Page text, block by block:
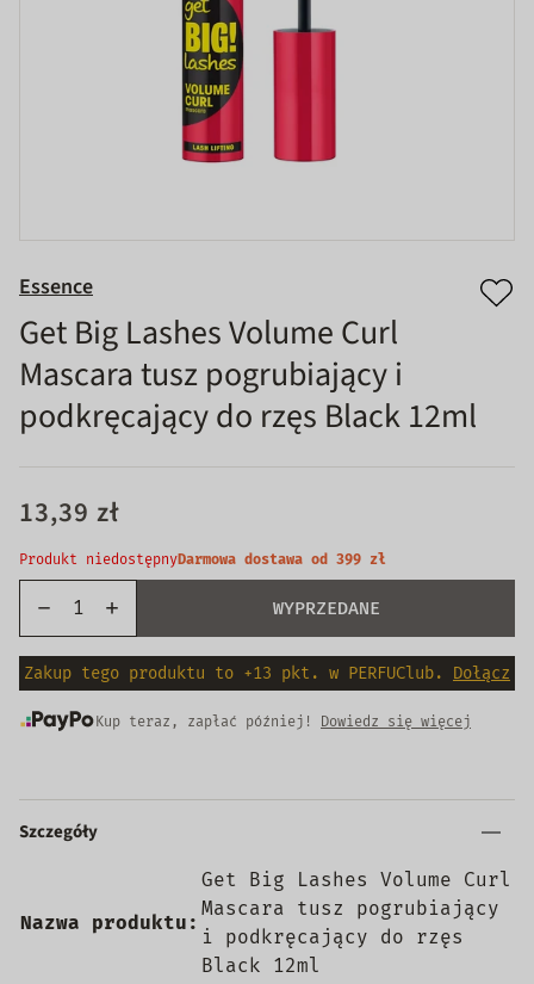
Essence
Get Big Lashes Volume Curl
Mascara tusz pogrubiający i
podkręcający do rzęs Black 12ml
13,39 zł
Produkt niedostępnyDarmowa dostawa od 399 zł
WYPRZEDANE
Zakup tego produktu to +13 pkt. w PERFUClub. Dołącz
Kup teraz, zapłać później! Dowiedz się więcej
Szczegóły
Nazwa produktu:
Get Big Lashes Volume Curl
Mascara tusz pogrubiający
i podkręcający do rzęs
Black 12ml